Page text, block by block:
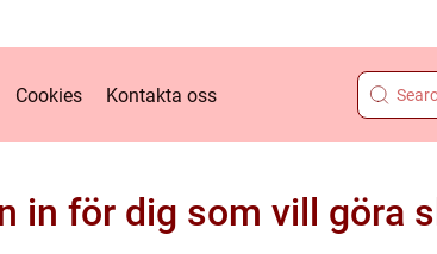
Cookies Kontakta oss
in för dig som vill göra